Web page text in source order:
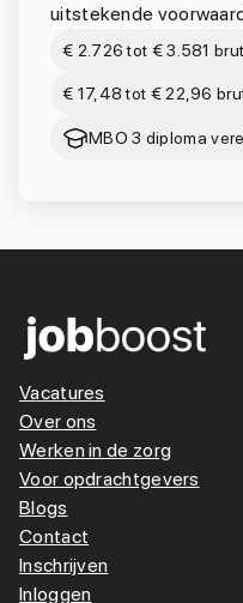
uitstekende
€ 2.726 tot € 3.581
€ 17,48 tot € 22,96
MBO 3 diploma
Vacatures
Over ons
Werken in de zorg
Voor opdrachtgevers
Blogs
Contact
Inschrijven
Inloggen